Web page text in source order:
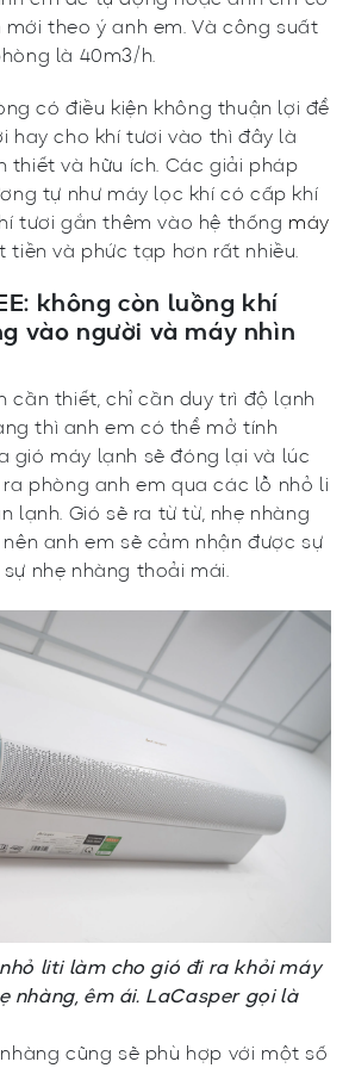
theo ý anh em. Và công suất
là 40m3/h.
có điều kiện không thuận lợi để
hay cho khí tươi vào thì đây là
thiết và hữu ích. Các giải pháp
tự như máy lọc khí có cấp khí
tươi gắn thêm vào hệ thống máy
tiền và phức tạp hơn rất nhiều.
không còn luồng khí
vào người và máy nhìn
cần thiết, chỉ cần duy trì độ lạnh
thì anh em có thể mở tính
gió máy lạnh sẽ đóng lại và lúc
phòng anh em qua các lỗ nhỏ li
lạnh. Gió sẽ ra từ từ, nhẹ nhàng
anh em sẽ cảm nhận được sự
nhẹ nhàng thoải mái.
liti làm cho gió đi ra khỏi máy
nhàng, êm ái. LaCasper gọi là
cũng sẽ phù hợp với một số